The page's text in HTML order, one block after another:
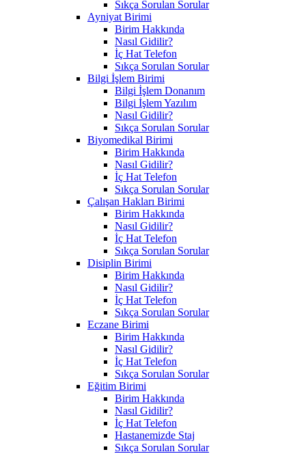
Sıkça Sorulan Sorular
Ayniyat Birimi
Birim Hakkında
Nasıl Gidilir?
İç Hat Telefon
Sıkça Sorulan Sorular
Bilgi İşlem Birimi
Bilgi İşlem Donanım
Bilgi İşlem Yazılım
Nasıl Gidilir?
Sıkça Sorulan Sorular
Biyomedikal Birimi
Birim Hakkında
Nasıl Gidilir?
İç Hat Telefon
Sıkça Sorulan Sorular
Çalışan Hakları Birimi
Birim Hakkında
Nasıl Gidilir?
İç Hat Telefon
Sıkça Sorulan Sorular
Disiplin Birimi
Birim Hakkında
Nasıl Gidilir?
İç Hat Telefon
Sıkça Sorulan Sorular
Eczane Birimi
Birim Hakkında
Nasıl Gidilir?
İç Hat Telefon
Sıkça Sorulan Sorular
Eğitim Birimi
Birim Hakkında
Nasıl Gidilir?
İç Hat Telefon
Hastanemizde Staj
Sıkça Sorulan Sorular